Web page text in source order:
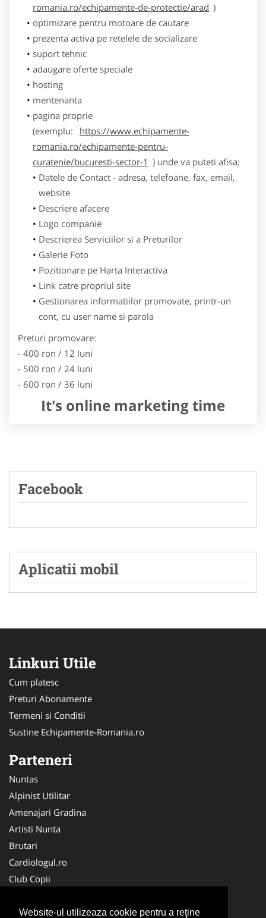
Website-ul utilizeaza cookie pentru a reţine
romania.ro/echipamente-de-protectie/arad )
optimizare pentru motoare de cautare
prezenta activa pe retelele de socializare
suport tehnic
adaugare oferte speciale
hosting
mentenanta
pagina proprie
(exemplu:
https://www.echipamente-
romania.ro/echipamente-pentru-
curatenie/bucuresti-sector-1 ) unde va puteti afisa:
Datele de Contact - adresa, telefoane, fax, email,
website
Descriere afacere
Logo companie
Descrierea Serviciilor si a Preturilor
Galerie Foto
Pozitionare pe Harta Interactiva
Link catre propriul site
Gestionarea informatiilor promovate, printr-un
cont, cu user name si parola
Preturi promovare:
- 400 ron / 12 luni
- 500 ron / 24 luni
- 600 ron / 36 luni
It's online marketing time
Facebook
Aplicatii mobil
Linkuri Utile
Cum platesc
Preturi Abonamente
Termeni si Conditii
Sustine Echipamente-Romania.ro
Parteneri
Nuntas
Alpinist Utilitar
Amenajari Gradina
Artisti Nunta
Brutari
Cardiologul.ro
Club Copii
Ambalaje Romania